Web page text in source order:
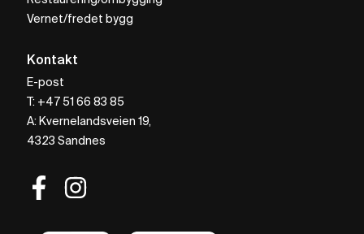
Vernet/fredet bygg
Kontakt
E-post
T: +47 51 66 83 85
A: Kvernelandsveien 19,
4323 Sandnes